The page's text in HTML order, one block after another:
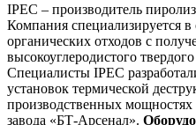
IPEC – производитель
Компания специализируется в
органических отходов с
высокоуглеродистого
Специалисты IPEC
установок термической
производственных
завода «БТ-Арсенал».